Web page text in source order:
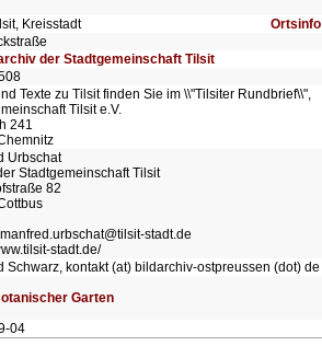
Kreisstadt
Ortsinfo
der Stadtgemeinschaft Tilsit
Texte zu Tilsit finden Sie im \\"Tilsiter Rundbrief\\",
Tilsit e.V.
241
Urbschat
Stadtgemeinschaft Tilsit
82
stadt.de
stadt.de/
Schwarz, kontakt (at) bildarchiv-ostpreussen (dot) de
Garten
04